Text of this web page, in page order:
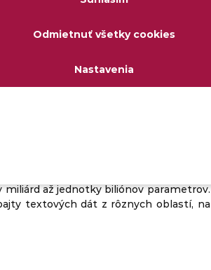
ale aj preto, že disponuje
využívať. Znamená to, že vie
trénovacie dáta
presne vie predpovedať ďalšie slovo či
plynulejší a presvedčivejší.
až jednotky biliónov parametrov.
textových dát z rôznych oblastí, na
Odmietnuť všetky cookies
Nastavenia